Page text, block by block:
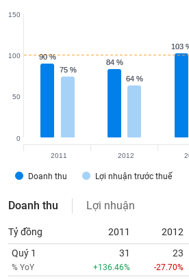
90 %
90 %
84 %
84 %
103
103
75 %
75 %
64 %
64 %
Doanh thu Lợi nhuận trước thuế
0
50
100
150
2011 2012
Doanh thu Lợi nhuận
Tỷ đồng 2011 2012
Quý 1
% YoY
31
+136.46%
23
-27.70%
Dữ
chính